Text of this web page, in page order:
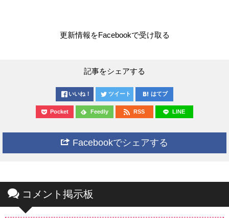
更新情報をFacebookで受け取る
記事をシェアする
いいね！ ツイート はてブ
Pocket Feedly RSS LINE
Facebookでシェアする
コメント掲示板